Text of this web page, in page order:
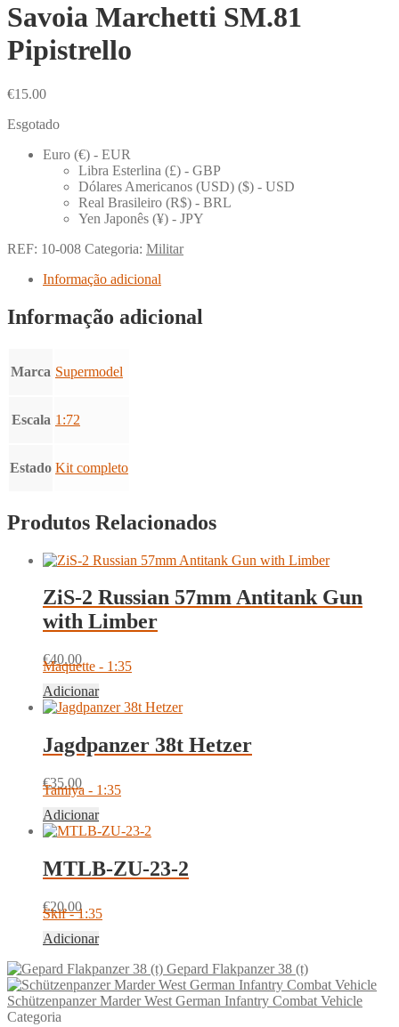
Savoia Marchetti SM.81
Pipistrello
€15.00
Esgotado
Euro (€) - EUR
Libra Esterlina (£) - GBP
Dólares Americanos (USD) ($) - USD
Real Brasileiro (R$) - BRL
Yen Japonês (¥) - JPY
REF: 10-008 Categoria: Militar
Informação adicional
Informação adicional
Marca Supermodel
Escala 1:72
Estado Kit completo
Produtos Relacionados
ZiS-2 Russian 57mm Antitank Gun
with Limber
€40.00
Maquette - 1:35
Adicionar
Jagdpanzer 38t Hetzer
€35.00
Tamiya - 1:35
Adicionar
MTLB-ZU-23-2
€20.00
Skif - 1:35
Adicionar
Gepard Flakpanzer 38 (t)
Schützenpanzer Marder West German Infantry Combat Vehicle
Categoria